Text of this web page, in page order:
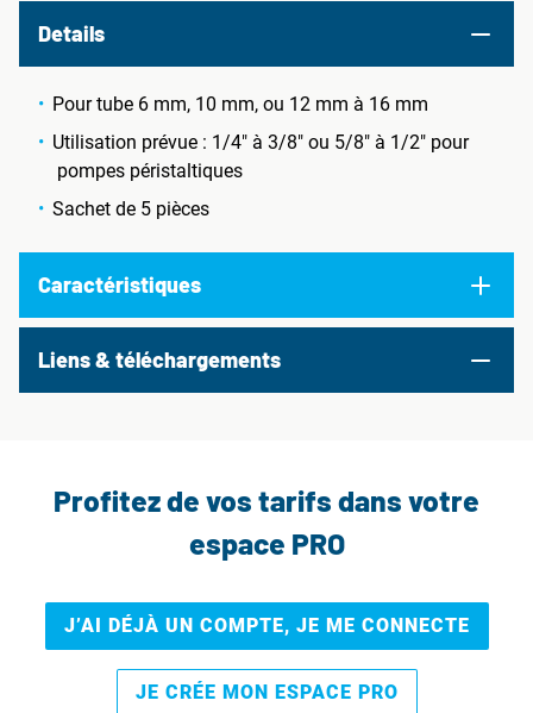
Details
Pour tube 6 mm, 10 mm, ou 12 mm à 16 mm
Utilisation prévue : 1/4" à 3/8" ou 5/8" à 1/2" pour
pompes péristaltiques
Sachet de 5 pièces
Caractéristiques
Liens & téléchargements
Profitez de vos tarifs dans votre
espace PRO
J’AI DÉJÀ UN COMPTE, JE ME CONNECTE
JE CRÉE MON ESPACE PRO